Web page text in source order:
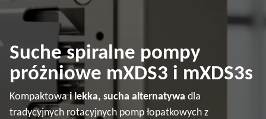
Suche spiralne pompy
próżniowe mXDS3 i mXDS3s
Kompaktowai lekka, sucha alternatywa dla
tradycyjnych rotacyjnych pomp łopatkowych z